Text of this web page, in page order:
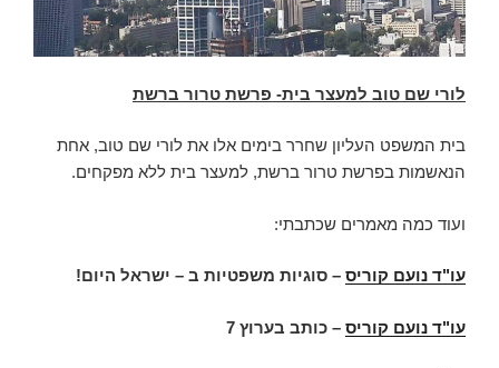
לורי שם טוב למעצר בית- פרשת טרור ברשת
בית המשפט העליון שחרר בימים אלו את לורי שם טוב, אחת
הנאשמות בפרשת טרור ברשת, למעצר בית ללא מפקחים.
ועוד כמה מאמרים שכתבתי:
עו"ד נועם קוריס – סוגיות משפטיות ב – ישראל היום!
עו"ד נועם קוריס – כותב בערוץ 7